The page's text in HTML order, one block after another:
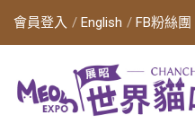
會員登入 English FB粉絲團